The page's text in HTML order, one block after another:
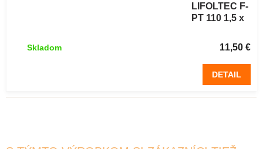
LIFOLTEC F-
PT 110 1,5 x
11,50 €
Skladom
DETAIL